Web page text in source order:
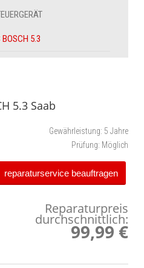
BOSCH 5.3
5.3 Saab
Gewährleistung: 5 Jahre
Prüfung: Möglich
reparaturservice beauftragen
Reparaturpreis
durchschnittlich:
99,99 €